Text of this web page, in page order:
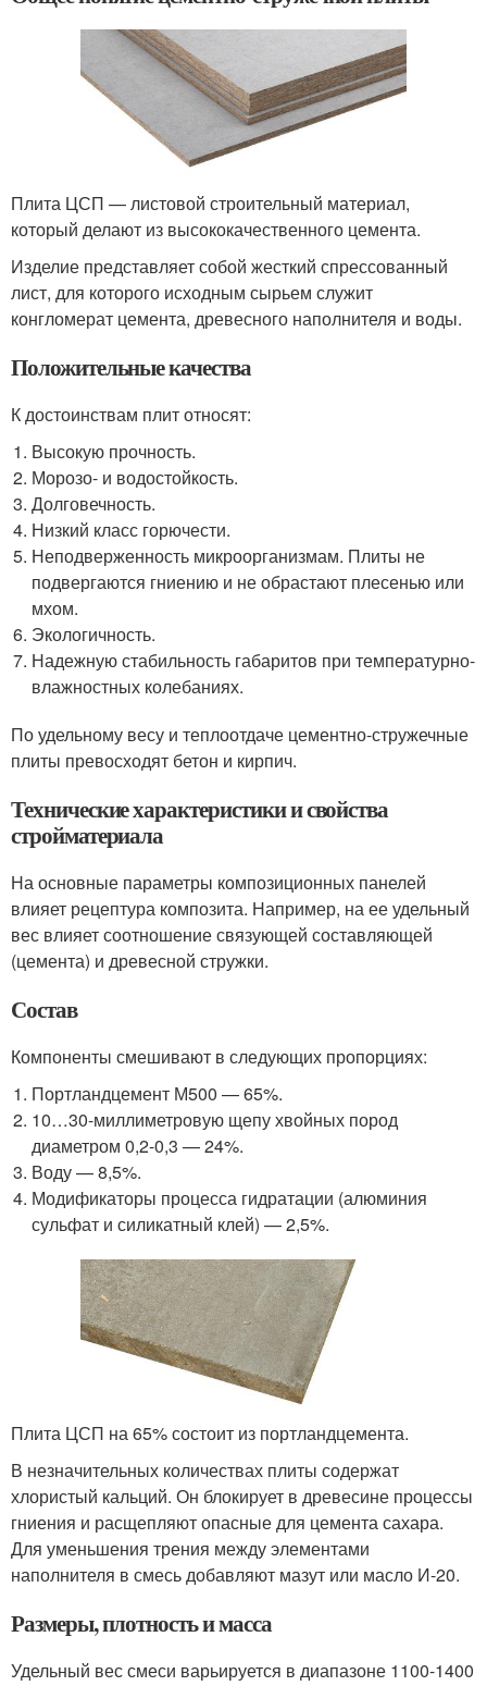
Плита ЦСП — листовой строительный материал,
который делают из высококачественного цемента.
Изделие представляет собой жесткий спрессованный
лист, для которого исходным сырьем служит
конгломерат цемента, древесного наполнителя и воды.
Положительные качества
К достоинствам плит относят:
Высокую прочность.
Морозо- и водостойкость.
Долговечность.
Низкий класс горючести.
Неподверженность микроорганизмам. Плиты не
подвергаются гниению и не обрастают плесенью или
мхом.
Экологичность.
Надежную стабильность габаритов при температурно-
влажностных колебаниях.
По удельному весу и теплоотдаче цементно-стружечные
плиты превосходят бетон и кирпич.
Технические характеристики и свойства
стройматериала
На основные параметры композиционных панелей
влияет рецептура композита. Например, на ее удельный
вес влияет соотношение связующей составляющей
(цемента) и древесной стружки.
Состав
Компоненты смешивают в следующих пропорциях:
Портландцемент М500 — 65%.
10…30-миллиметровую щепу хвойных пород
диаметром 0,2-0,3 — 24%.
Воду — 8,5%.
Модификаторы процесса гидратации (алюминия
сульфат и силикатный клей) — 2,5%.
Плита ЦСП на 65% состоит из портландцемента.
В незначительных количествах плиты содержат
хлористый кальций. Он блокирует в древесине процессы
гниения и расщепляют опасные для цемента сахара.
Для уменьшения трения между элементами
наполнителя в смесь добавляют мазут или масло И-20.
Размеры, плотность и масса
Удельный вес смеси варьируется в диапазоне 1100-1400